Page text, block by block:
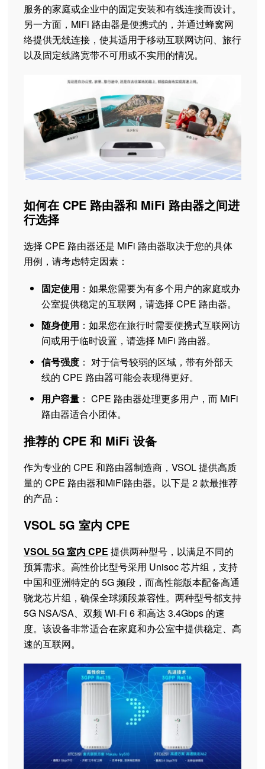
服务的家庭或企业中的固定安装和有线连接而设计。
另一方面，MiFi 路由器是便携式的，并通过蜂窝网
络提供无线连接，使其适用于移动互联网访问、旅行
以及固定线路宽带不可用或不实用的情况。
如何在 CPE 路由器和 MiFi 路由器之间进
行选择
选择 CPE 路由器还是 MiFi 路由器取决于您的具体
用例，请考虑特定因素：
固定使用 ：如果您需要为有多个用户的家庭或办
公室提供稳定的互联网，请选择 CPE 路由器。
随身使用 ：如果您在旅行时需要便携式互联网访
问或用于临时设置，请选择 MiFi 路由器。
信号强度 ： 对于信号较弱的区域，带有外部天
线的 CPE 路由器可能会表现得更好。
用户容量 ： CPE 路由器处理更多用户，而 MiFi
路由器适合小团体。
推荐的 CPE 和 MiFi 设备
作为专业的 CPE 和路由器制造商，VSOL 提供高质
量的 CPE 路由器和MiFi路由器。以下是 2 款最推荐
的产品：
VSOL 5G 室内 CPE
VSOL 5G 室内 CPE 提供两种型号，以满足不同的
预算需求。高性价比型号采用 Unisoc 芯片组，支持
中国和亚洲特定的 5G 频段，而高性能版本配备高通
骁龙芯片组，确保全球频段兼容性。两种型号都支持
5G NSA/SA、双频 Wi-Fi 6 和高达 3.4Gbps 的速
度。该设备非常适合在家庭和办公室中提供稳定、高
速的互联网。